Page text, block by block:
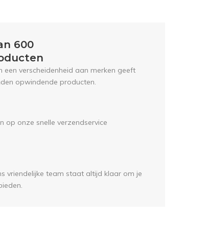
600
een verscheidenheid aan merken geeft
opwindende producten.
op onze snelle verzendservice
vriendelijke team staat altijd klaar om je